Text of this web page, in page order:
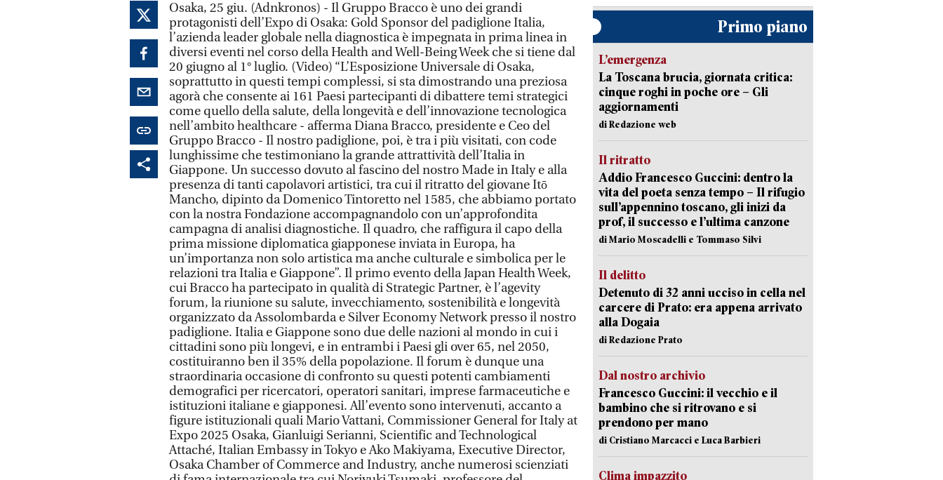
Osaka, 25 giu. (Adnkronos) - Il Gruppo Bracco è uno dei grandi
protagonisti dell’Expo di Osaka: Gold Sponsor del padiglione Italia,
l’azienda leader globale nella diagnostica è impegnata in prima linea in
diversi eventi nel corso della Health and Well-Being Week che si tiene dal
20 giugno al 1° luglio. (Video) “L’Esposizione Universale di Osaka,
soprattutto in questi tempi complessi, si sta dimostrando una preziosa
agorà che consente ai 161 Paesi partecipanti di dibattere temi strategici
come quello della salute, della longevità e dell’innovazione tecnologica
nell’ambito healthcare - afferma Diana Bracco, presidente e Ceo del
Gruppo Bracco - Il nostro padiglione, poi, è tra i più visitati, con code
lunghissime che testimoniano la grande attrattività dell’Italia in
Giappone. Un successo dovuto al fascino del nostro Made in Italy e alla
presenza di tanti capolavori artistici, tra cui il ritratto del giovane Itō
Mancho, dipinto da Domenico Tintoretto nel 1585, che abbiamo portato
con la nostra Fondazione accompagnandolo con un’approfondita
campagna di analisi diagnostiche. Il quadro, che raffigura il capo della
prima missione diplomatica giapponese inviata in Europa, ha
un’importanza non solo artistica ma anche culturale e simbolica per le
relazioni tra Italia e Giappone”. Il primo evento della Japan Health Week,
cui Bracco ha partecipato in qualità di Strategic Partner, è l’agevity
forum, la riunione su salute, invecchiamento, sostenibilità e longevità
organizzato da Assolombarda e Silver Economy Network presso il nostro
padiglione. Italia e Giappone sono due delle nazioni al mondo in cui i
cittadini sono più longevi, e in entrambi i Paesi gli over 65, nel 2050,
costituiranno ben il 35% della popolazione. Il forum è dunque una
straordinaria occasione di confronto su questi potenti cambiamenti
demografici per ricercatori, operatori sanitari, imprese farmaceutiche e
istituzioni italiane e giapponesi. All’evento sono intervenuti, accanto a
figure istituzionali quali Mario Vattani, Commissioner General for Italy at
Expo 2025 Osaka, Gianluigi Serianni, Scientific and Technological
Attaché, Italian Embassy in Tokyo e Ako Makiyama, Executive Director,
Osaka Chamber of Commerce and Industry, anche numerosi scienziati
Primo piano
L’emergenza
La Toscana brucia, giornata critica:
cinque roghi in poche ore – Gli
aggiornamenti
di Redazione web
Il ritratto
Addio Francesco Guccini: dentro la
vita del poeta senza tempo – Il rifugio
sull’appennino toscano, gli inizi da
prof, il successo e l’ultima canzone
di Mario Moscadelli e Tommaso Silvi
Il delitto
Detenuto di 32 anni ucciso in cella nel
carcere di Prato: era appena arrivato
alla Dogaia
di Redazione Prato
Dal nostro archivio
Francesco Guccini: il vecchio e il
bambino che si ritrovano e si
prendono per mano
di Cristiano Marcacci e Luca Barbieri
Clima impazzito